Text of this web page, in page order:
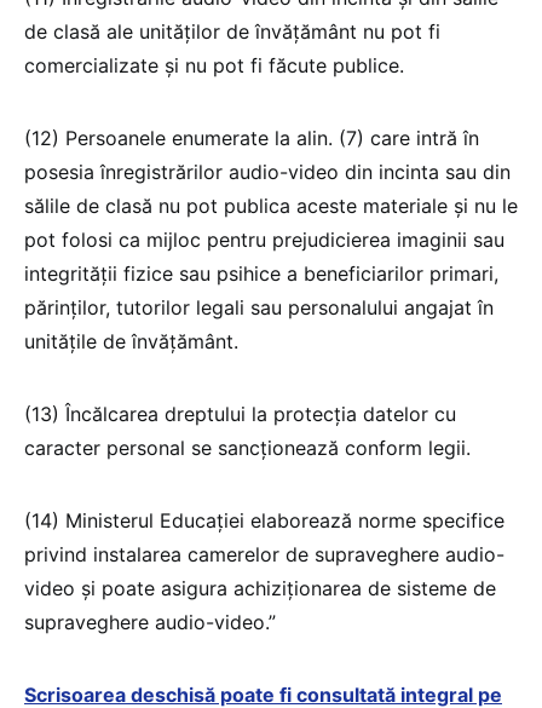
de clasă ale unităților de învățământ nu pot fi
comercializate și nu pot fi făcute publice.
(12) Persoanele enumerate la alin. (7) care intră în
posesia înregistrărilor audio-video din incinta sau din
sălile de clasă nu pot publica aceste materiale și nu le
pot folosi ca mijloc pentru prejudicierea imaginii sau
integrității fizice sau psihice a beneficiarilor primari,
părinților, tutorilor legali sau personalului angajat în
unitățile de învățământ.
(13) Încălcarea dreptului la protecția datelor cu
caracter personal se sancționează conform legii.
(14) Ministerul Educației elaborează norme specifice
privind instalarea camerelor de supraveghere audio-
video și poate asigura achiziționarea de sisteme de
supraveghere audio-video.”
Scrisoarea deschisă poate fi consultată integral pe